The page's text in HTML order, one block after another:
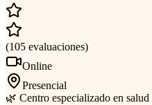
(105 evaluaciones)
Online
Presencial
🌿 Centro especializado en